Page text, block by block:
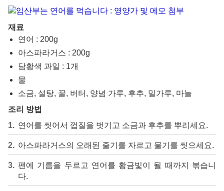
재료
연어 : 200g
아스파라거스 : 200g
담황색 과일 : 1개
물
소금, 설탕, 꿀, 버터, 양념 가루, 후추, 밀가루, 마늘
조리 방법
연어를 씻어서 껍질을 벗기고 소금과 후추를 뿌리세요.
아스파라거스의 오래된 줄기를 자르고 물기를 씻으세요.
팬에 기름을 두르고 연어를 황금빛이 될 때까지 볶습니
다.